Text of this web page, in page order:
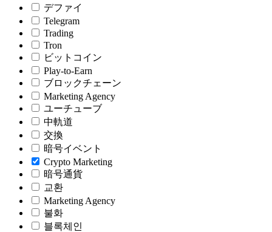
デファイ
Telegram
Trading
Tron
ビットコイン
Play-to-Earn
ブロックチェーン
Marketing Agency
ユーチューブ
中軌道
交換
暗号イベント
Crypto Marketing
暗号通貨
교환
Marketing Agency
불화
블록체인